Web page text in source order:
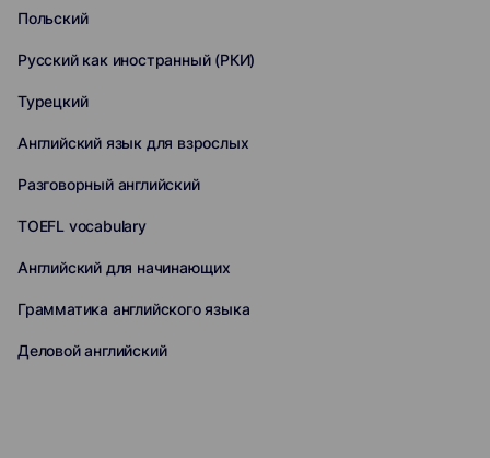
Польский
Русский как иностранный (РКИ)
Турецкий
Английский язык для взрослых
Разговорный английский
TOEFL vocabulary
Английский для начинающих
Грамматика английского языка
Деловой английский